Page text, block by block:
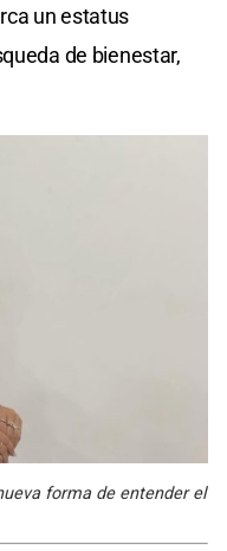
un estatus
de bienestar,
forma de entender el